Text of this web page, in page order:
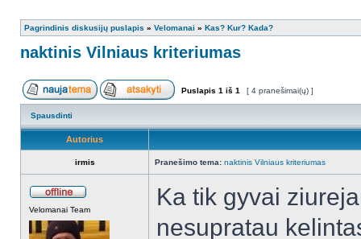
Pagrindinis diskusijų puslapis » Velomanai » Kas? Kur? Kada?
naktinis Vilniaus kriteriumas
Puslapis 1 iš 1 [ 4 pranešimai(ų) ]
Spausdinti
Autorius
irmis Pranešimo tema: naktinis Vilniaus kriteriumas
Velomanai Team
Ka tik gyvai
nesupratau